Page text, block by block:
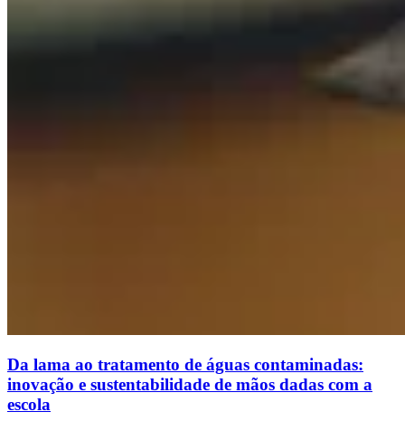
Da lama ao tratamento de águas contaminadas:
inovação e sustentabilidade de mãos dadas com a
escola